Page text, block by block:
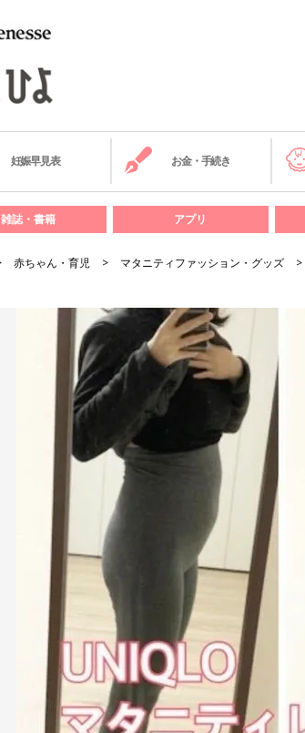
妊娠早見表 お金・手続き
雑誌・書籍 アプリ
赤ちゃん・育児 マタニティファッション・グッズ